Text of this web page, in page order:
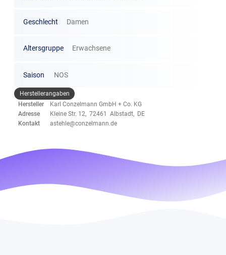
Geschlecht Damen
Altersgruppe Erwachsene
Saison NOS
Herstellerangaben
Hersteller
Karl Conzelmann GmbH + Co. KG
Adresse
Kleine Str. 12, 72461 Albstadt, DE
Kontakt
astehle@conzelmann.de